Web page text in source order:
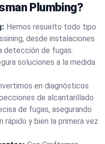
Plumbing?
Hemos resuelto todo tipo
desde instalaciones
detección de fugas.
soluciones a la medida
en diagnósticos
de alcantarillado
de fugas, asegurando
rápido y bien la primera vez